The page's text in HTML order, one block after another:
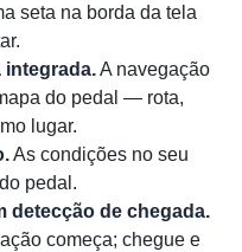
seta na borda da tela
integrada.A navegação
do pedal — rota,
lugar.
As condições no seu
pedal.
detecção de chegada.
começa; chegue e